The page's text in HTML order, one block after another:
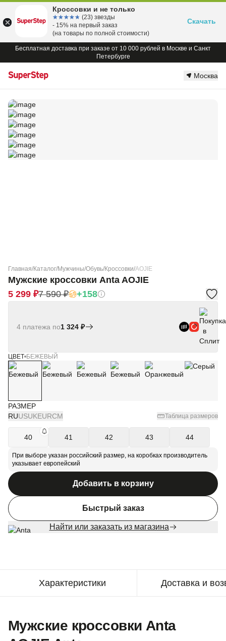
Бесплатная доставка при заказе от 10 000 рублей в Москве и Санкт
Петербурге
Москва
Главная/Каталог/Мужчины/Обувь/Кроссовки/AOJIE
Мужские кроссовки Anta AOJIE
5 299 ₽7 590 ₽ +158
4 платежа по1 324 ₽
ЦВЕТ БЕЖЕВЫЙ
РАЗМЕР
RUUSUKEURСМ Таблица размеров
40 41 42 43 44
При выборе указан российский размер, на коробках производитель
указывает европейский
Добавить в корзину
Быстрый заказ
Найти или заказать из магазина
Характеристики Доставка и
Мужские кроссовки Anta
Кроссовки и не только
☆☆☆☆☆
★★★★★ (23) звезды
- 15% на первый заказ
(на товары по полной стоимости)
Скачать